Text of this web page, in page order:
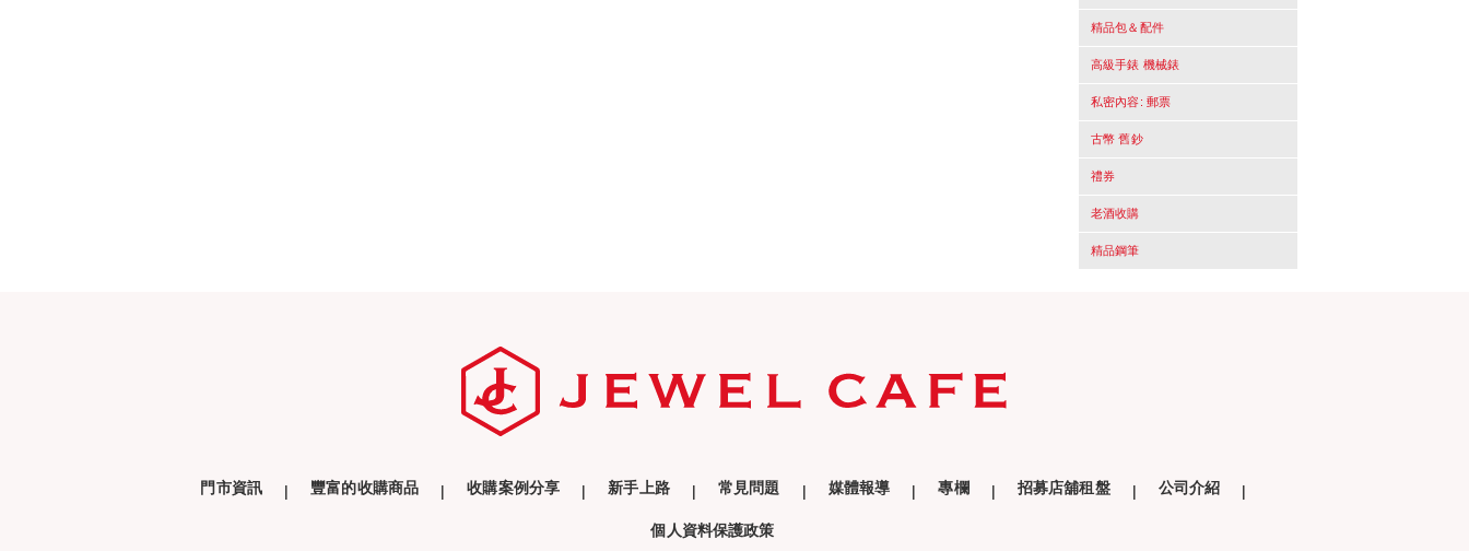
精品包＆配件
高級手錶 機械錶
私密內容: 郵票
古幣 舊鈔
禮券
老酒收購
精品鋼筆
門市資訊 豐富的收購商品 收購案例分享 新手上路 常見問題 媒體報導 專欄 招募店舖租盤 公司介紹
個人資料保護政策